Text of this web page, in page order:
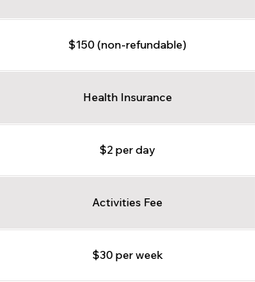
$150 (non-refundable)
Health Insurance
$2 per day
Activities Fee
$30 per week